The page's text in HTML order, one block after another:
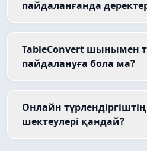
пайдаланғанда
TableConvert шынымен
пайдалануға бола ма?
Онлайн
шектеулері қандай?